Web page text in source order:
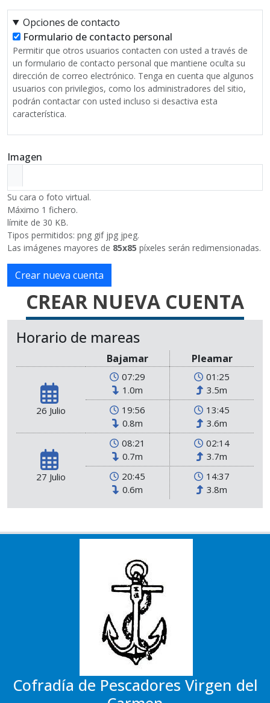
Opciones de contacto
Formulario de contacto personal
Permitir que otros usuarios contacten con usted a través de
un formulario de contacto personal que mantiene oculta su
dirección de correo electrónico. Tenga en cuenta que algunos
usuarios con privilegios, como los administradores del sitio,
podrán contactar con usted incluso si desactiva esta
característica.
Imagen
Su cara o foto virtual.
Máximo 1 fichero.
límite de 30 KB.
Tipos permitidos: png gif jpg jpeg.
Las imágenes mayores de 85x85 píxeles serán redimensionadas.
CREAR NUEVA CUENTA
Horario de mareas
Bajamar Pleamar
26 Julio
07:29
1.0m
01:25
3.5m
19:56
0.8m
13:45
3.6m
27 Julio
08:21
0.7m
02:14
3.7m
20:45
0.6m
14:37
3.8m
Cofradía de Pescadores Virgen del